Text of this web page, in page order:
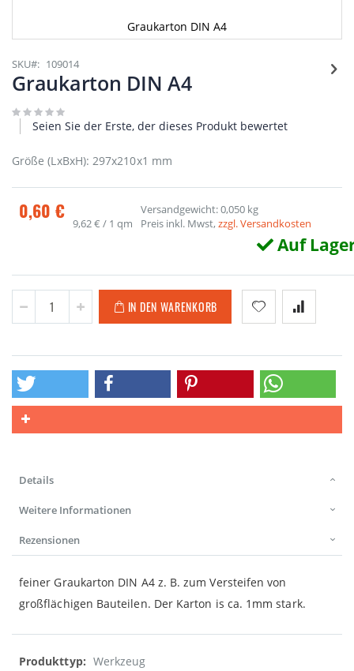
Graukarton DIN A4
Anfang
der
Bildgalerie
SKU 109014
Graukarton DIN A4
Seien Sie der Erste, der dieses Produkt bewertet
Größe (LxBxH): 297x210x1 mm
0,60 €
9,62 € / 1 qm
Versandgewicht: 0,050 kg
Preis inkl. Mwst,zzgl. Versandkosten
Auf
IN DEN WARENKORB
Details
Weitere Informationen
Rezensionen
feiner Graukarton DIN A4 z. B. zum Versteifen von
großflächigen Bauteilen. Der Karton is ca. 1mm stark.
Weitere
Werkzeug